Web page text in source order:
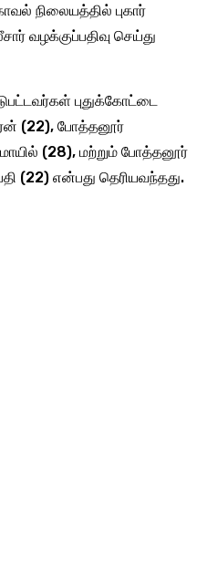
நிலையத்தில் புகார்
வழக்குப்பதிவு செய்து
புதுக்கோட்டை
(22), போத்தனூர்
(28), மற்றும் போத்தனூர்
(22) என்பது தெரியவந்தது.